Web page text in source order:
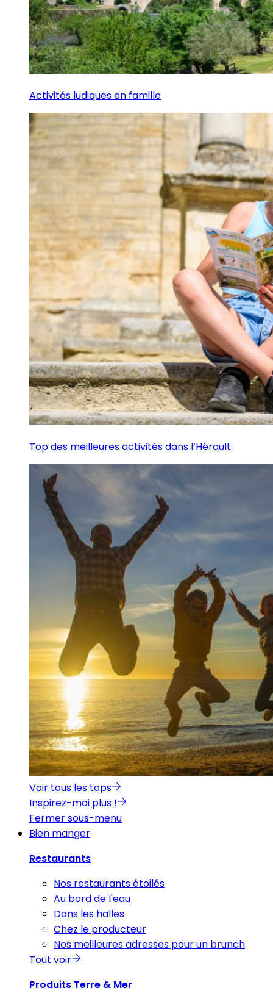
Activités ludiques en famille
Top des meilleures activités dans l’Hérault
Voir tous les tops
Inspirez-moi plus !
Fermer sous-menu
Bien manger
Restaurants
Nos restaurants étoilés
Au bord de l'eau
Dans les halles
Chez le producteur
Nos meilleures adresses pour un brunch
Tout voir
Produits Terre & Mer